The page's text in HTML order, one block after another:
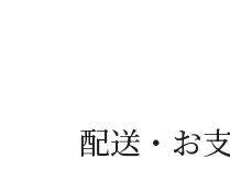
配送・お